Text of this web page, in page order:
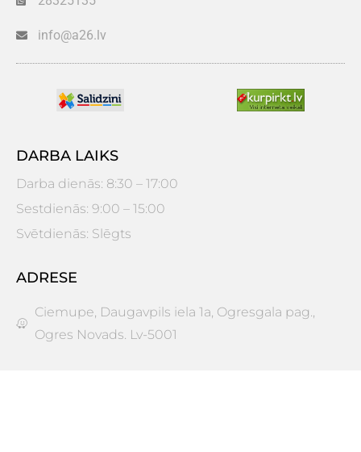
info@a26.lv
DARBA LAIKS
Darba dienās: 8:30 – 17:00
Sestdienās: 9:00 – 15:00
Svētdienās: Slēgts
ADRESE
Ciemupe, Daugavpils iela 1a, Ogresgala pag.,
Ogres Novads. Lv-5001